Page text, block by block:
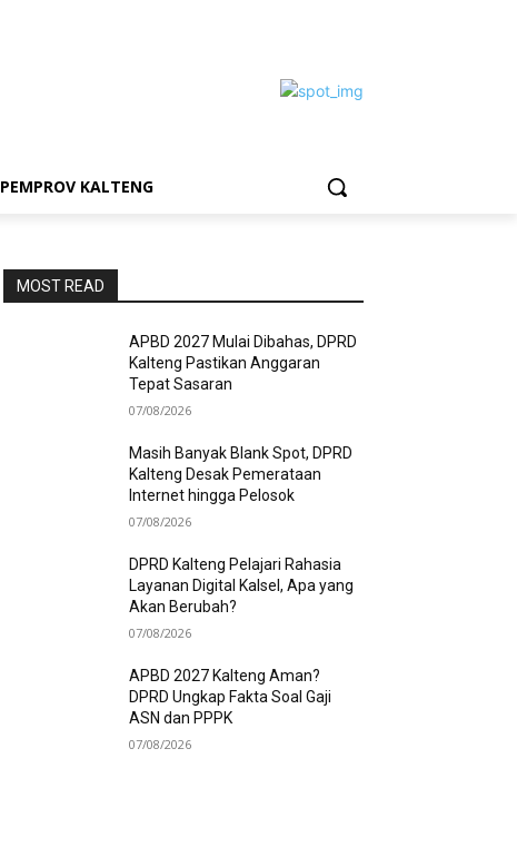
PEMPROV KALTENG
MOST READ
APBD 2027 Mulai Dibahas, DPRD
Kalteng Pastikan Anggaran
Tepat Sasaran
07/08/2026
Masih Banyak Blank Spot, DPRD
Kalteng Desak Pemerataan
Internet hingga Pelosok
07/08/2026
DPRD Kalteng Pelajari Rahasia
Layanan Digital Kalsel, Apa yang
Akan Berubah?
07/08/2026
APBD 2027 Kalteng Aman?
DPRD Ungkap Fakta Soal Gaji
ASN dan PPPK
07/08/2026